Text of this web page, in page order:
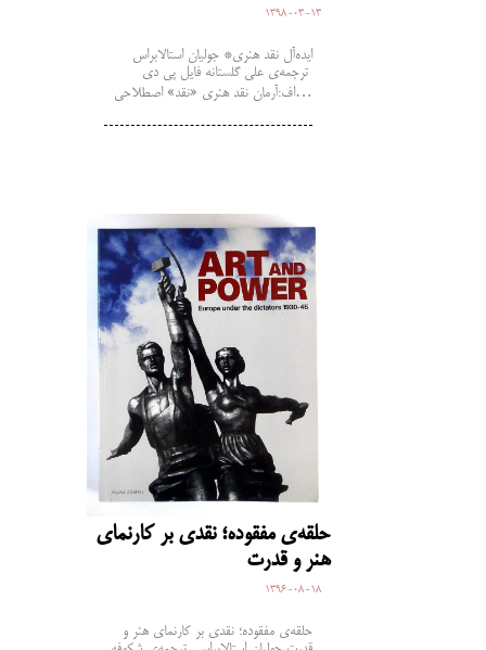
1398-03-13
ایده‌آل نقد هنری* جولیان استالابراس
ترجمه‌ی علی گلستانه فایل پی دی
اف:آرمان نقد هنری «نقد» اصطلاحی…
حلقه‌ی مفقوده؛ نقدی بر کارنمای
هنر و قدرت
1396-08-18
حلقه‌ی مفقوده؛ نقدی بر کارنمای هنر و